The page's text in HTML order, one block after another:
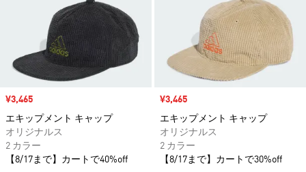
セール価格
¥3,465
エキップメント キャップ
オリジナルス
2 カラー
【8/17まで】カートで40%off
セール価格
¥3,465
エキップメント キャップ
オリジナルス
2 カラー
【8/17まで】カートで30%off